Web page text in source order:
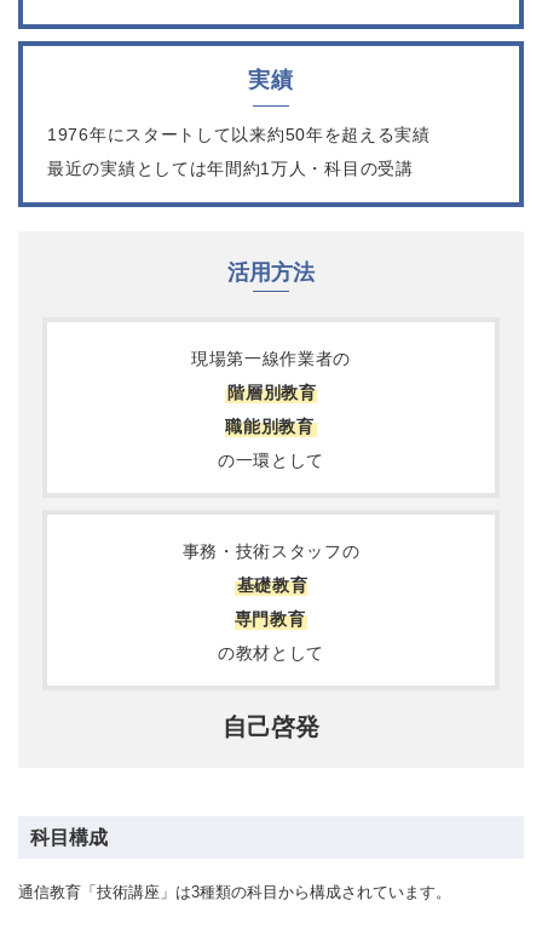
実績
1976年にスタートして以来約50年を超える実績
最近の実績としては年間約1万人・科目の受講
活用方法
現場第一線作業者の
階層別教育
職能別教育
の一環として
事務・技術スタッフの
基礎教育
専門教育
の教材として
自己啓発
科目構成
通信教育「技術講座」は3種類の科目から構成されています。